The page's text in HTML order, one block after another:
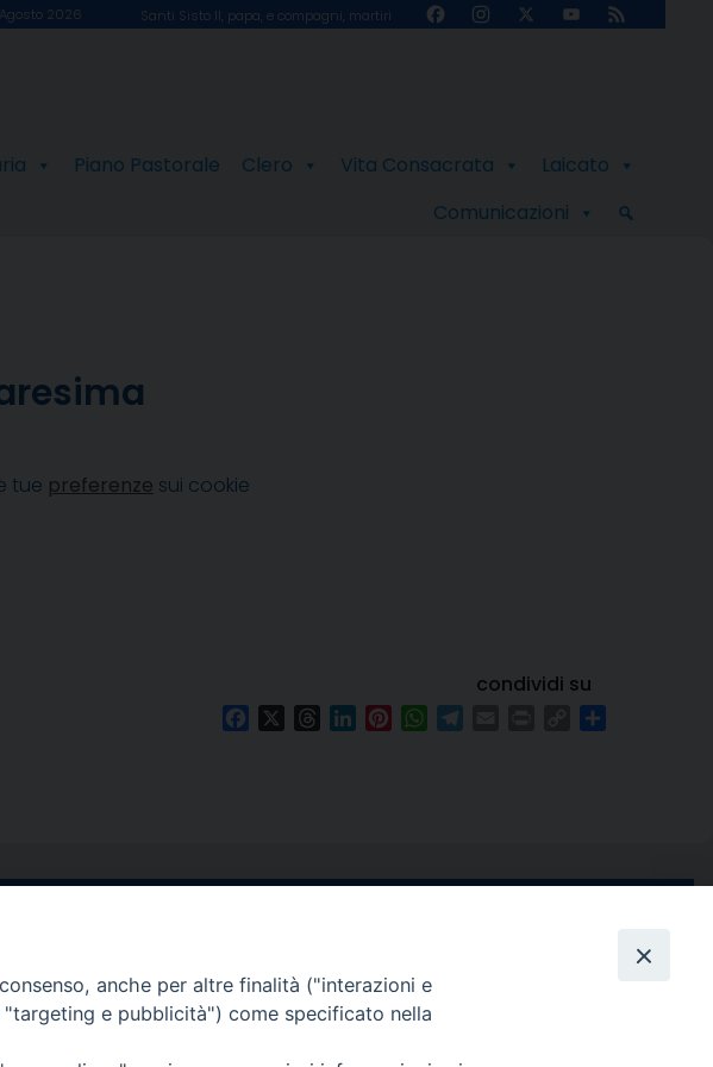
2026 Santi Sisto II, papa, e compagni, martiri FacebookInstagram
X
YouTube
Feed
Piano Pastorale Clero Vita Consacrata
Laicato
Comunicazioni
tue preferenze sui cookie
condividi su
FacebookThreadsLinkedInPinterestWhatsApp
Copy
1 – 80053 Castellammare
(NA)
Facebook
anche per altre finalità ("interazioni e
e pubblicità") come specificato nella